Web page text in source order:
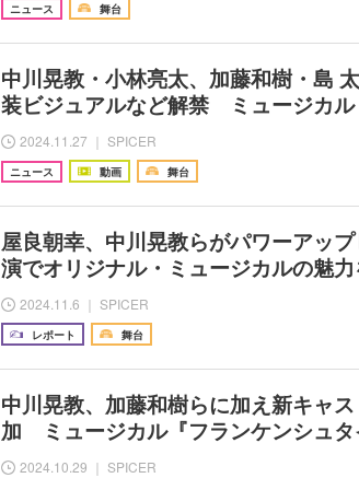
ニュース 舞台
中川晃教・小林亮太、加藤和樹・島
装ビジュアルなど解禁 ミュージカ
2024.11.27 ｜ SPICER
ニュース 動画 舞台
屋良朝幸、中川晃教らがパワーアッ
演でオリジナル・ミュージカルの魅
2024.11.6 ｜ SPICER
レポート 舞台
中川晃教、加藤和樹らに加え新キャ
加 ミュージカル『フランケンシュ
2024.10.29 ｜ SPICER